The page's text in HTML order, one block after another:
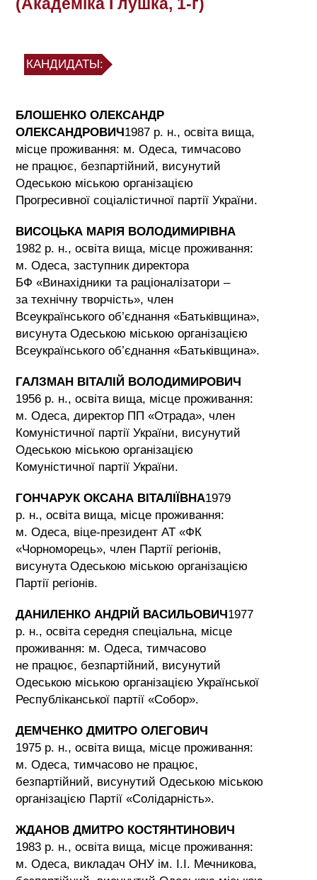
КАНДИДАТЫ:
БЛОШЕНКО ОЛЕКСАНДР
ОЛЕКСАНДРОВИЧ1987 р. н., освіта вища,
місце проживання: м. Одеса, тимчасово
не працює, безпартійний, висунутий
Одеською міською організацією
Прогресивної соціалістичної партії України.
ВИСОЦЬКА МАРІЯ ВОЛОДИМИРІВНА
1982 р. н., освіта вища, місце проживання:
м. Одеса, заступник директора
БФ «Винахідники та раціоналізатори –
за технічну творчість», член
Всеукраїнського об’єднання «Батьківщина»,
висунута Одеською міською організацією
Всеукраїнського об’єднання «Батьківщина».
ГАЛЗМАН ВІТАЛІЙ ВОЛОДИМИРОВИЧ
1956 р. н., освіта вища, місце проживання:
м. Одеса, директор ПП «Отрада», член
Комуністичної партії України, висунутий
Одеською міською організацією
Комуністичної партії України.
ГОНЧАРУК ОКСАНА ВІТАЛІЇВНА1979
р. н., освіта вища, місце проживання:
м. Одеса, віце-президент АТ «ФК
«Чорноморець», член Партії регіонів,
висунута Одеською міською організацією
Партії регіонів.
ДАНИЛЕНКО АНДРІЙ ВАСИЛЬОВИЧ1977
р. н., освіта середня спеціальна, місце
проживання: м. Одеса, тимчасово
не працює, безпартійний, висунутий
Одеською міською організацією Української
Республіканської партії «Собор».
ДЕМЧЕНКО ДМИТРО ОЛЕГОВИЧ
1975 р. н., освіта вища, місце проживання:
м. Одеса, тимчасово не працює,
безпартійний, висунутий Одеською міською
організацією Партії «Солідарність».
ЖДАНОВ ДМИТРО КОСТЯНТИНОВИЧ
1983 р. н., освіта вища, місце проживання:
м. Одеса, викладач ОНУ ім. І.І. Мечникова,